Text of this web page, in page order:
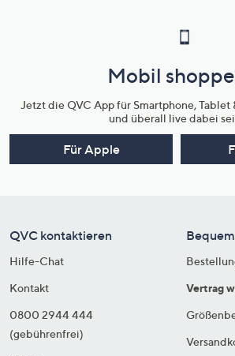
Mobil
Jetzt die QVC App für Smartphone, Tablet
und überall live dabei
Für Apple
QVC kontaktieren
Hilfe-Chat
Kontakt
0800 2944 444
(gebührenfrei)
Vertrag